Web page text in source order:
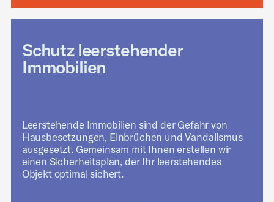
Schutz leerstehender
Immobilien
Leerstehende Immobilien sind der Gefahr von
Hausbesetzungen, Einbrüchen und Vandalismus
ausgesetzt. Gemeinsam mit Ihnen erstellen wir
einen Sicherheitsplan, der Ihr leerstehendes
Objekt optimal sichert.